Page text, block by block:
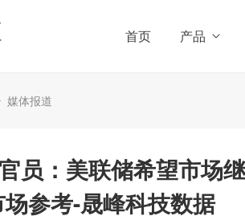
首页 产品
媒体报道
员：美联储希望市场
参考-晟峰科技数据